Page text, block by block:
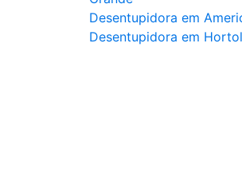
Desentupidora em
Desentupidora em